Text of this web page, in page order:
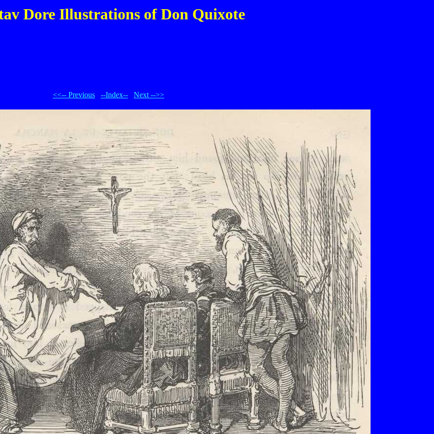
Dore Illustrations of Don Quixote
<<-- Previous --Index-- Next -->>